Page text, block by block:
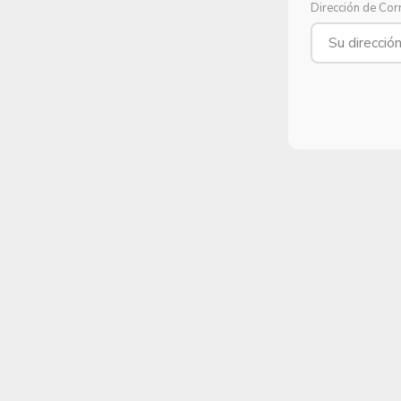
Dirección de